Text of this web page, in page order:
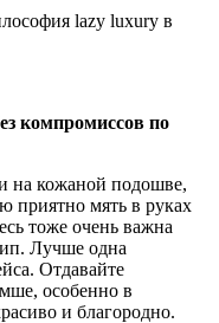
компромиссов по
на кожаной подошве,
приятно мять в руках
тоже очень важна
Лучше одна
Отдавайте
особенно в
и благородно.